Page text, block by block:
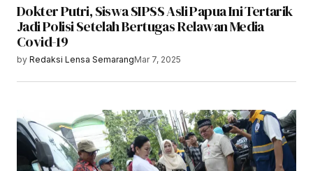
Dokter Putri, Siswa SIPSS Asli Papua Ini Tertarik
Jadi Polisi Setelah Bertugas Relawan Media
Covid-19
by Redaksi Lensa SemarangMar 7, 2025